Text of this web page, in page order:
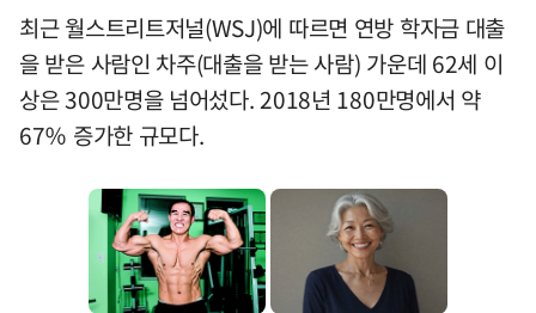
최근 월스트리트저널(WSJ)에 따르면 연방 학자금 대출
을 받은 사람인 차주(대출을 받는 사람) 가운데 62세 이
상은 300만명을 넘어섰다. 2018년 180만명에서 약
67％ 증가한 규모다.